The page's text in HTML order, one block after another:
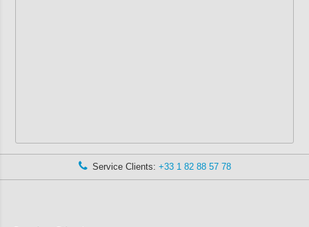
Service Clients: +33 1 82 88 57 78